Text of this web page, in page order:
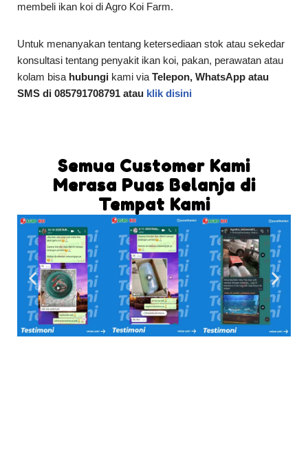
membeli ikan koi di Agro Koi Farm.
Untuk menanyakan tentang ketersediaan stok atau sekedar
konsultasi tentang penyakit ikan koi, pakan, perawatan atau
kolam bisa hubungi kami viaTelepon, WhatsApp atau
SMS di 085791708791 atau klik disini
Semua Customer Kami
Merasa Puas Belanja di
Tempat Kami